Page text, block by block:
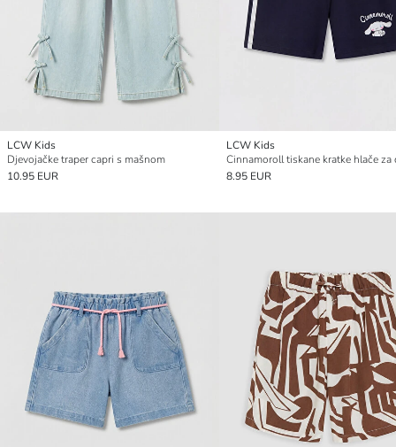
LCW Kids
Djevojačke traper capri s mašnom
10.95 EUR
LCW Kids
8.95 EUR